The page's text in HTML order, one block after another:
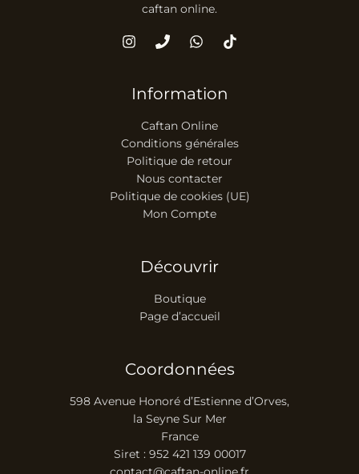
caftan online.
Information
Caftan Online
Conditions générales
Politique de retour
Nous contacter
Politique de cookies (UE)
Mon Compte
Découvrir
Boutique
Page d’accueil
Coordonnées
598 Avenue Honoré d’Estienne d’Orves,
la Seyne Sur Mer
France
Siret : 952 421 139 00017